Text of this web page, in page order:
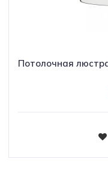
Потолочная